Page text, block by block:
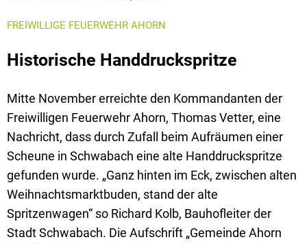
FREIWILLIGE FEUERWEHR AHORN
Historische Handdruckspritze
Mitte November erreichte den Kommandanten der
Freiwilligen Feuerwehr Ahorn, Thomas Vetter, eine
Nachricht, dass durch Zufall beim Aufräumen einer
Scheune in Schwabach eine alte Handdruckspritze
gefunden wurde. „Ganz hinten im Eck, zwischen alten
Weihnachtsmarktbuden, stand der alte
Spritzenwagen“ so Richard Kolb, Bauhofleiter der
Stadt Schwabach. Die Aufschrift „Gemeinde Ahorn